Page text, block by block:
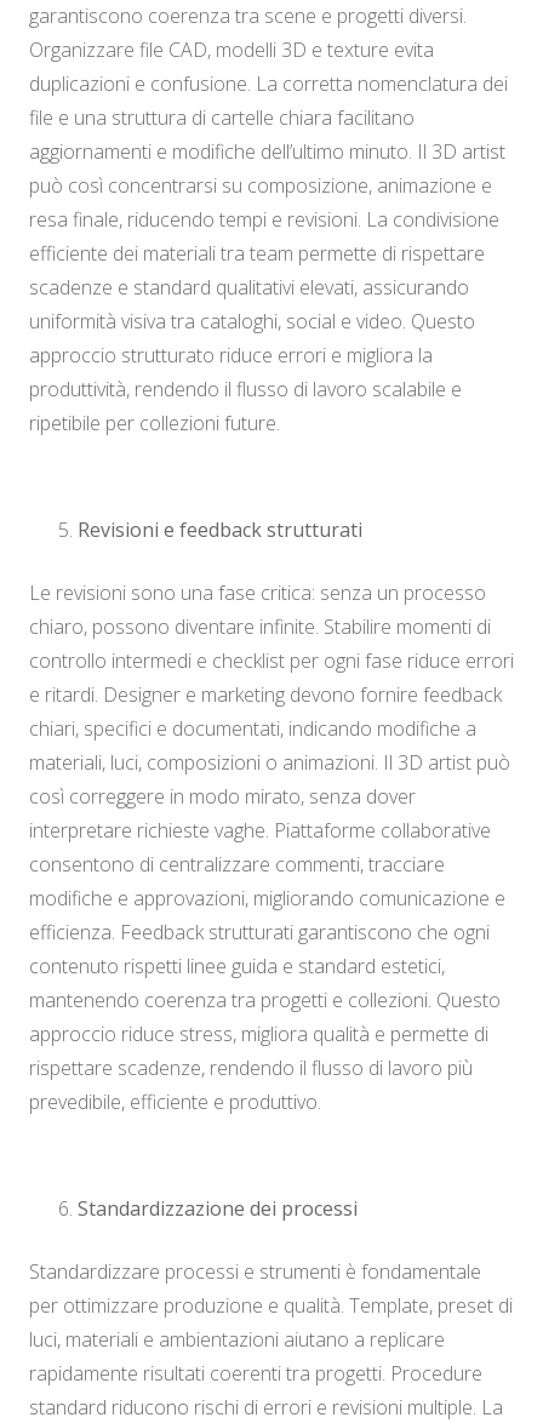
garantiscono coerenza tra scene e progetti diversi.
Organizzare file CAD, modelli 3D e texture evita
duplicazioni e confusione. La corretta nomenclatura dei
file e una struttura di cartelle chiara facilitano
aggiornamenti e modifiche dell’ultimo minuto. Il 3D artist
può così concentrarsi su composizione, animazione e
resa finale, riducendo tempi e revisioni. La condivisione
efficiente dei materiali tra team permette di rispettare
scadenze e standard qualitativi elevati, assicurando
uniformità visiva tra cataloghi, social e video. Questo
approccio strutturato riduce errori e migliora la
produttività, rendendo il flusso di lavoro scalabile e
ripetibile per collezioni future.
Revisioni e feedback strutturati
Le revisioni sono una fase critica: senza un processo
chiaro, possono diventare infinite. Stabilire momenti di
controllo intermedi e checklist per ogni fase riduce errori
e ritardi. Designer e marketing devono fornire feedback
chiari, specifici e documentati, indicando modifiche a
materiali, luci, composizioni o animazioni. Il 3D artist può
così correggere in modo mirato, senza dover
interpretare richieste vaghe. Piattaforme collaborative
consentono di centralizzare commenti, tracciare
modifiche e approvazioni, migliorando comunicazione e
efficienza. Feedback strutturati garantiscono che ogni
contenuto rispetti linee guida e standard estetici,
mantenendo coerenza tra progetti e collezioni. Questo
approccio riduce stress, migliora qualità e permette di
rispettare scadenze, rendendo il flusso di lavoro più
prevedibile, efficiente e produttivo.
Standardizzazione dei processi
Standardizzare processi e strumenti è fondamentale
per ottimizzare produzione e qualità. Template, preset di
luci, materiali e ambientazioni aiutano a replicare
rapidamente risultati coerenti tra progetti. Procedure
standard riducono rischi di errori e revisioni multiple. La